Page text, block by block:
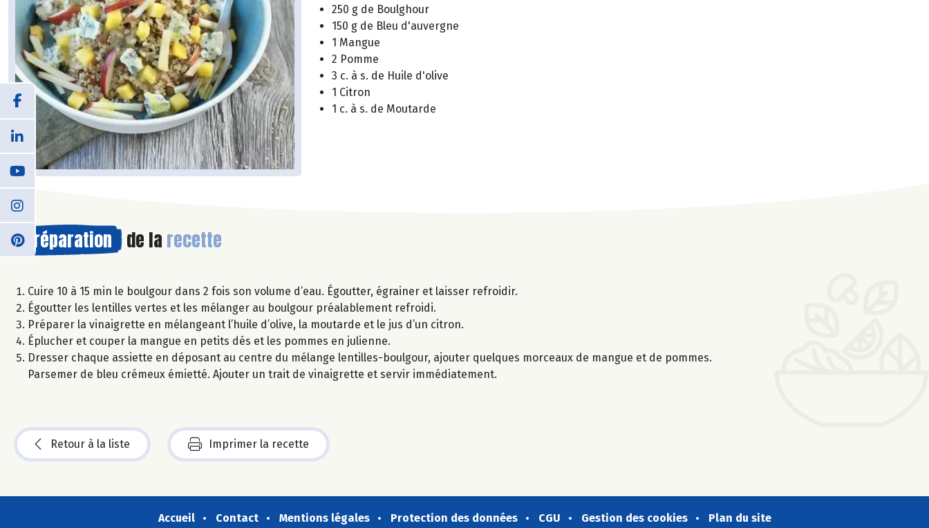
250 g de Boulghour
150 g de Bleu d'auvergne
1 Mangue
2 Pomme
3 c. à s. de Huile d'olive
1 Citron
1 c. à s. de Moutarde
Préparation de la recette
Cuire 10 à 15 min le boulgour dans 2 fois son volume d’eau. Égoutter, égrainer et laisser refroidir.
Égoutter les lentilles vertes et les mélanger au boulgour préalablement refroidi.
Préparer la vinaigrette en mélangeant l’huile d’olive, la moutarde et le jus d’un citron.
Éplucher et couper la mangue en petits dés et les pommes en julienne.
Dresser chaque assiette en déposant au centre du mélange lentilles-boulgour, ajouter quelques morceaux de mangue et de pommes.
Parsemer de bleu crémeux émietté. Ajouter un trait de vinaigrette et servir immédiatement.
Retour à la liste Imprimer la recette
Accueil Contact Mentions légales Protection des données CGU Gestion des cookies Plan du site